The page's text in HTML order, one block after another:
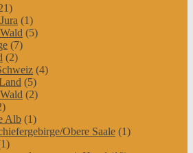
(1)
(5)
(7)
(2)
(4)
(5)
(2)
Alb (1)
Obere Saale (1)